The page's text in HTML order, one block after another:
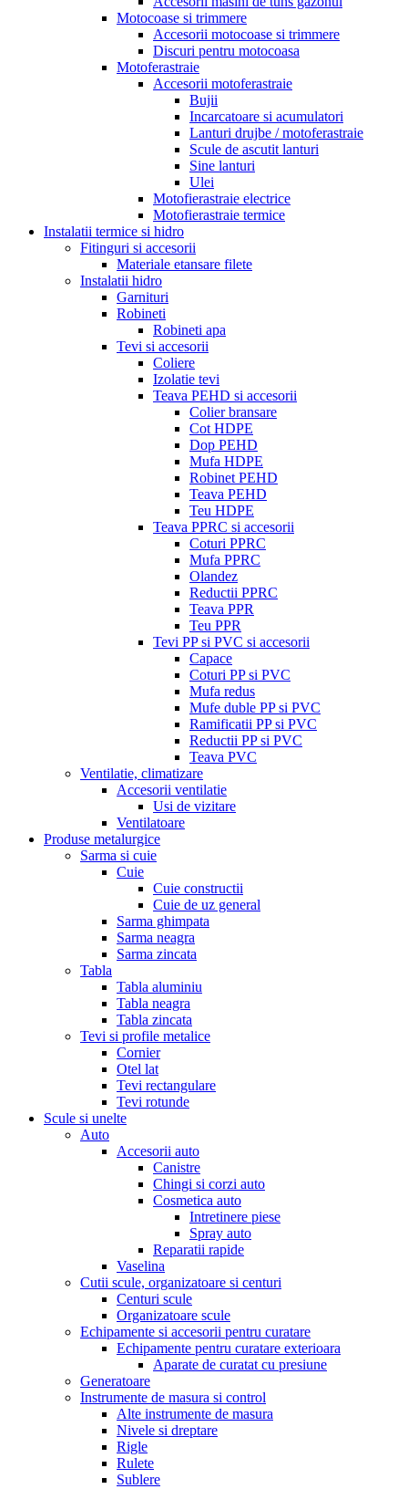
Motocoase si trimmere
Accesorii motocoase si trimmere
Discuri pentru motocoasa
Motoferastraie
Accesorii motoferastraie
Bujii
Incarcatoare si acumulatori
Lanturi drujbe / motoferastraie
Scule de ascutit lanturi
Sine lanturi
Ulei
Motofierastraie electrice
Motofierastraie termice
Instalatii termice si hidro
Fitinguri si accesorii
Materiale etansare filete
Instalatii hidro
Garnituri
Robineti
Robineti apa
Tevi si accesorii
Coliere
Izolatie tevi
Teava PEHD si accesorii
Colier bransare
Cot HDPE
Dop PEHD
Mufa HDPE
Robinet PEHD
Teava PEHD
Teu HDPE
Teava PPRC si accesorii
Coturi PPRC
Mufa PPRC
Olandez
Reductii PPRC
Teava PPR
Teu PPR
Tevi PP si PVC si accesorii
Capace
Coturi PP si PVC
Mufa redus
Mufe duble PP si PVC
Ramificatii PP si PVC
Reductii PP si PVC
Teava PVC
Ventilatie, climatizare
Accesorii ventilatie
Usi de vizitare
Ventilatoare
Produse metalurgice
Sarma si cuie
Cuie
Cuie constructii
Cuie de uz general
Sarma ghimpata
Sarma neagra
Sarma zincata
Tabla
Tabla aluminiu
Tabla neagra
Tabla zincata
Tevi si profile metalice
Cornier
Otel lat
Tevi rectangulare
Tevi rotunde
Scule si unelte
Auto
Accesorii auto
Canistre
Chingi si corzi auto
Cosmetica auto
Intretinere piese
Spray auto
Reparatii rapide
Vaselina
Cutii scule, organizatoare si centuri
Centuri scule
Organizatoare scule
Echipamente si accesorii pentru curatare
Echipamente pentru curatare exterioara
Aparate de curatat cu presiune
Generatoare
Instrumente de masura si control
Alte instrumente de masura
Nivele si dreptare
Rigle
Rulete
Sublere